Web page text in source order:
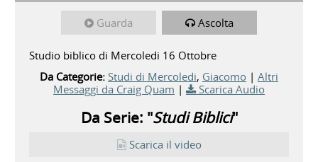
Guarda Ascolta
Studio biblico di Mercoledi 16 Ottobre
Da Categorie: Studi di Mercoledi, Giacomo | Altri
Messaggi da Craig Quam | Scarica Audio
Da Serie: "Studi Biblici"
Scarica il video